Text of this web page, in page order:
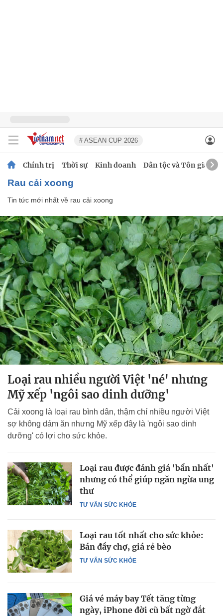
# ASEAN CUP 2026
Chính trị Thời sự Kinh doanh Dân tộc và Tôn giáo
rau cải xoong
Tin tức mới nhất về rau cải xoong
Loại rau nhiều người Việt 'né' nhưng
Mỹ xếp 'ngôi sao dinh dưỡng'
Cải xoong là loại rau bình dân, thậm chí nhiều người Việt
sợ không dám ăn nhưng Mỹ xếp đây là 'ngôi sao dinh
dưỡng' có lợi cho sức khỏe.
TƯ VẤN SỨC KHỎE
Loại rau được đánh giá 'bẩn nhất'
nhưng có thể giúp ngăn ngừa ung
thư
TƯ VẤN SỨC KHỎE
Loại rau tốt nhất cho sức khỏe:
Bán đầy chợ, giá rẻ bèo
Giá vé máy bay Tết tăng từng
ngày, iPhone đời cũ bất ngờ đắt